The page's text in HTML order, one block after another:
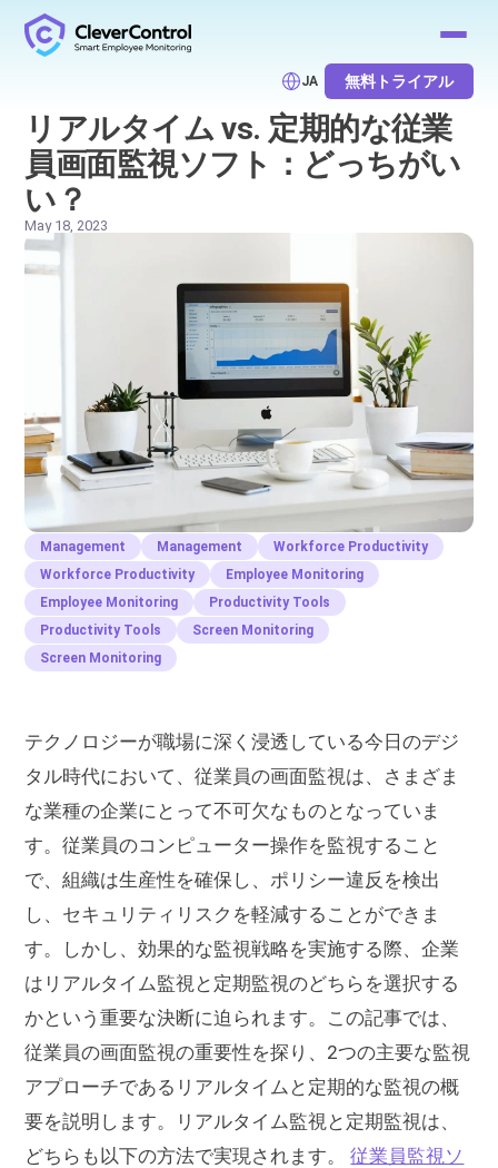
JA 無料トライアル
リアルタイム vs. 定期的な従業
員画面監視ソフト：どっちがい
い？
May 18, 2023
Management Management
Workforce Productivity
Workforce Productivity
Employee Monitoring
Employee Monitoring
Productivity Tools
Productivity Tools
Screen Monitoring
Screen Monitoring
テクノロジーが職場に深く浸透している今日のデジ
タル時代において、従業員の画面監視は、さまざま
な業種の企業にとって不可欠なものとなっていま
す。従業員のコンピューター操作を監視すること
で、組織は生産性を確保し、ポリシー違反を検出
し、セキュリティリスクを軽減することができま
す。しかし、効果的な監視戦略を実施する際、企業
はリアルタイム監視と定期監視のどちらを選択する
かという重要な決断に迫られます。この記事では、
従業員の画面監視の重要性を探り、2つの主要な監視
アプローチであるリアルタイムと定期的な監視の概
要を説明します。リアルタイム監視と定期監視は、
どちらも以下の方法で実現されます。従業員監視ソ